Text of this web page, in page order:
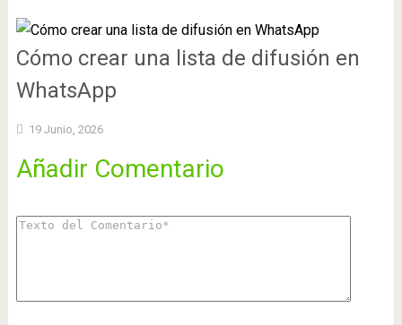
Cómo crear una lista de difusión en
WhatsApp
19 Junio, 2026
Añadir Comentario